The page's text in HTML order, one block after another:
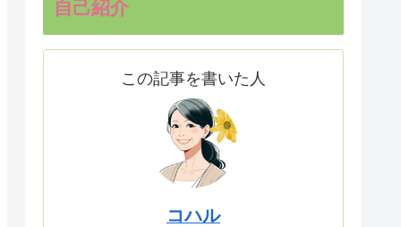
自己紹介
この記事を書いた人
コハル